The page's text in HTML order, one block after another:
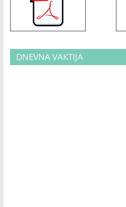
DNEVNA VAKTIJA